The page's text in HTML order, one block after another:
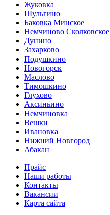
Жуковка
Шульгино
Баковка Минское
Немчиново Сколковское
Дунино
Захарково
Подушкино
Новогорск
Маслово
Тимошкино
Глухово
Аксиньино
Немчиновка
Вешки
Ивановка
Нижний Новгород
Абакан
Прайс
Наши работы
Контакты
Вакансии
Карта сайта